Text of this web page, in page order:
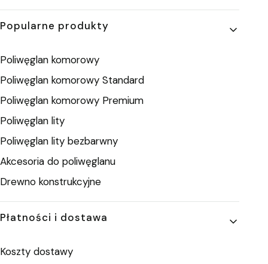
Popularne produkty
Poliwęglan komorowy
Poliwęglan komorowy Standard
Poliwęglan komorowy Premium
Poliwęglan lity
Poliwęglan lity bezbarwny
Akcesoria do poliwęglanu
Drewno konstrukcyjne
Płatności i dostawa
Koszty dostawy